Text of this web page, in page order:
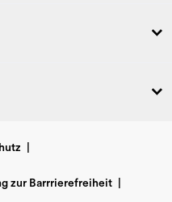
zur Barrrierefreiheit